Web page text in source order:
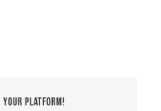
Your Platform!